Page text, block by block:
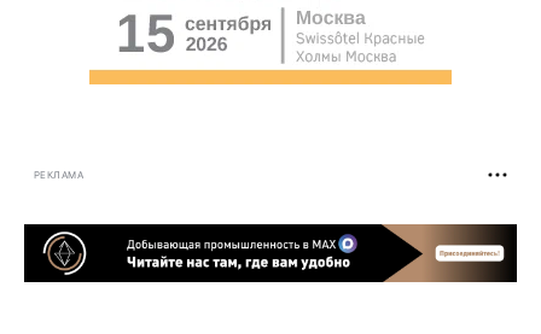
РЕКЛАМА